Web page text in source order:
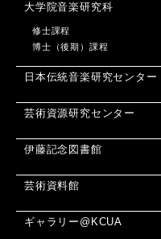
大学院音楽研究科
修士課程
博士（後期）課程
日本伝統音楽研究センター
芸術資源研究センター
伊藤記念図書館
芸術資料館
ギャラリー@KCUA